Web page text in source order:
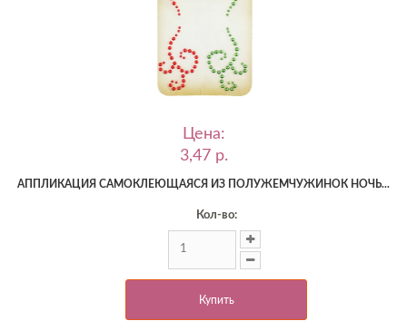
Цена:
3,47 p.
АППЛИКАЦИЯ САМОКЛЕЮЩАЯСЯ ИЗ ПОЛУЖЕМЧУЖИНОК НОЧЬ...
Кол-во:
Купить